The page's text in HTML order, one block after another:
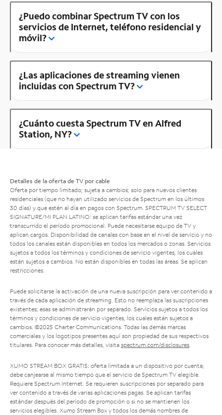
¿Puedo combinar Spectrum TV con los
servicios de Internet, teléfono residencial y
móvil?
¿Las aplicaciones de streaming vienen
incluidas con Spectrum TV?
¿Cuánto cuesta Spectrum TV en Alfred
Station, NY?
Detalles de la oferta de TV por cable
Oferta por tiempo limitado; sujeta a cambios; solo para nuevos clientes
residenciales (que no hayan utilizado servicios de Spectrum en los últimos
30 días) y que estén al día en pagos con Spectrum. SPECTRUM TV SELECT
SIGNATURE/MI PLAN LATINO: se aplican tarifas estándar una vez
transcurrido el período promocional. Puede necesitarse equipo de TV y
aplican cargos. Disponibilidad de canales con base en el nivel de servicio y no
todos los canales están disponibles en todos los mercados o zonas. Servicios
sujetos a todos los términos y condiciones de servicio vigentes, los cuales
están sujetos a cambios. No están disponibles en todas las áreas. Se aplican
restricciones.
Puede solicitarse la activación de una nueva suscripción para ver contenido a
través de cada aplicación de streaming. Esto no reemplaza las suscripciones
existentes; esas se administrarán por separado. Servicios sujetos a todos los
términos y condiciones de servicio vigentes, los cuales están sujetos a
cambios. ©2025 Charter Communications. Todas las demás marcas
comerciales y los logotipos presentes aquí son propiedad de sus respectivos
titulares. Para conocer más detalles, visita spectrum.com/disclosures.
XUMO STREAM BOX GRATIS: oferta limitada a un dispositivo por cuenta;
debe canjearse al mismo tiempo que el servicio de Spectrum TV elegible.
Requiere Spectrum Internet. Se requieren suscripciones por separado para
ver contenido a través de varias aplicaciones pagas. Se aplican tarifas
estándar después del período de promoción o si no se mantienen los
servicios elegibles. Xumo Stream Box y todos los demás nombres de